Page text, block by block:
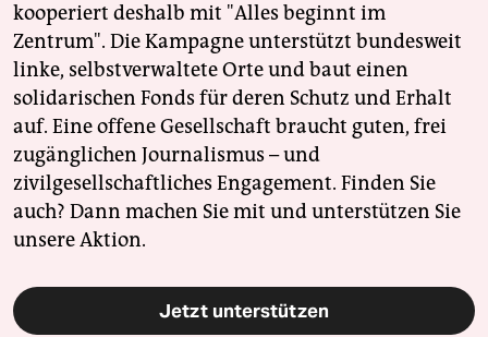
kooperiert deshalb mit "Alles beginnt im
Zentrum". Die Kampagne unterstützt bundesweit
linke, selbstverwaltete Orte und baut einen
solidarischen Fonds für deren Schutz und Erhalt
auf. Eine offene Gesellschaft braucht guten, frei
zugänglichen Journalismus – und
zivilgesellschaftliches Engagement. Finden Sie
auch? Dann machen Sie mit und unterstützen Sie
unsere Aktion.
Jetzt unterstützen